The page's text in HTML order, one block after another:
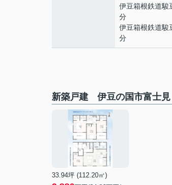
伊豆箱根鉄道駿
分
伊豆箱根鉄道駿
分
新築戸建 伊豆の国市富士
33.94坪 (112.20㎡)